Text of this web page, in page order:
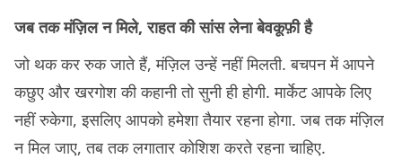
जब तक मंज़िल न मिले, राहत की सांस लेना बेवकूफ़ी है
जो थक कर रुक जाते हैं, मंज़िल उन्हें नहीं मिलती. बचपन में आपने
कछुए और खरगोश की कहानी तो सुनी ही होगी. मार्केट आपके लिए
नहीं रुकेगा, इसलिए आपको हमेशा तैयार रहना होगा. जब तक मंज़िल
न मिल जाए, तब तक लगातार कोशिश करते रहना चाहिए.